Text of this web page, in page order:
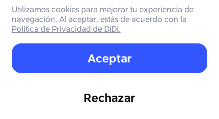
Soporte DiDi
Respaldada por Mastercard
Autoridad reguladora
Más información
Blog
regulada por la Procuraduría Federal del Consumidor (PROFECO) y obligadas a cumplir lo dispuesto en
la Ley de Transparencia y Ordenamiento de los Servicios Financieros, así como la regulación aplicable